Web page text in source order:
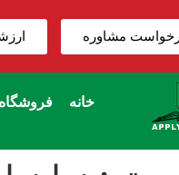
مشاوره
خانه فروشگاه